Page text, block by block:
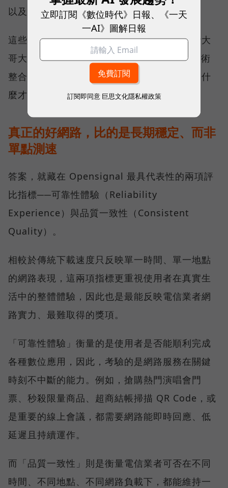
以及全台網路在線率 No.1 多項榮譽。
這些獎項反映的不只是網路順暢，更代表台灣大
哥大長期投入頻譜布局、基地台建設與 5G 技術
整合所累積的成果，也讓外界重新思考：究竟什
麼才是真正的好網路？
真正的好網路，比的是長期穩定、而非
單點測速
答案，就藏在 Opensignal 最具代表性的兩項評
比指標──可靠性體驗（Reliability
Experience）與品質一致性（Consistent
Quality）。
相較於傳統下載速度只反映單一時間、單一地點
的網路表現，這兩項指標更重視使用者在真實生
活中的整體體驗，因此也是最能反映電信業者網
路實力、最難取得的獎項。
「可靠性體驗」衡量的是使用者是否能順利完成
各種數位應用，因此，考驗的是網路服務在關鍵
時刻不中斷的能力。例如，搶購熱門演唱會門
票、秒殺限量商品、超商結帳掃描 QR Code，或
是重要的線上會議，都需要網路能即時回應、低
延遲且持續運作。
而「品質一致性」則是衡量電信業者可否在不同
時間、不同地點、不同網路負載下，都能維持一
立即訂閱《數位時代》日報、《一天
一AI》圖解日報
訂閱即同意 巨思文化隱私權政策